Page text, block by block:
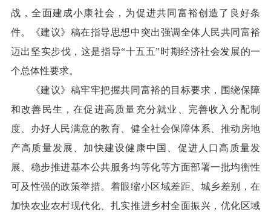
战，全面建成小康社会，为促进共同富裕创造了良好条
件。《建议》稿在指导思想中突出强调全体人民共同富裕
迈出坚实步伐，这是指导“十五五”时期经济社会发展的一
个总体性要求。
《建议》稿牢牢把握共同富裕的目标要求，围绕保障
和改善民生，在促进高质量充分就业、完善收入分配制
度、办好人民满意的教育、健全社会保障体系、推动房地
产高质量发展、加快建设健康中国、促进人口高质量发
展、稳步推进基本公共服务均等化等方面部署一批均衡性
可及性强的政策举措。着眼缩小区域差距、城乡差别，在
加快农业农村现代化、扎实推进乡村全面振兴，优化区域